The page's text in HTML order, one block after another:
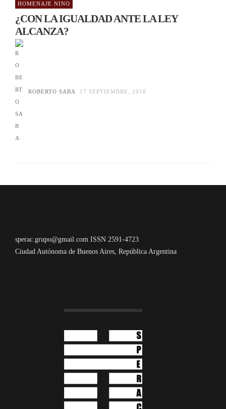
HOMENAJE NINO
¿CON LA IGUALDAD ANTE LA LEY
ALCANZA?
ROBERTO SABA 17 SEPTIEMBRE, 2018
sperac.grupo@gmail.com ISSN 2591-4723
Ciudad Autónoma de Buenos Aires, República Argentina